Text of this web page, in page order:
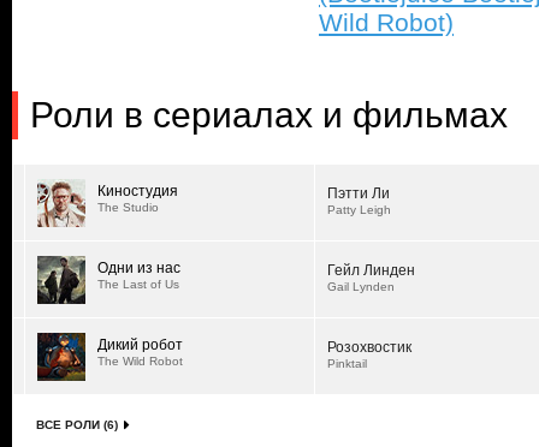
Wild Robot)
Роли в сериалах и фильмах
Киностудия
The Studio
Пэтти Ли
Patty Leigh
Одни из нас
The Last of Us
Гейл Линден
Gail Lynden
Дикий робот
The Wild Robot
Розохвостик
Pinktail
ВСЕ РОЛИ (6)